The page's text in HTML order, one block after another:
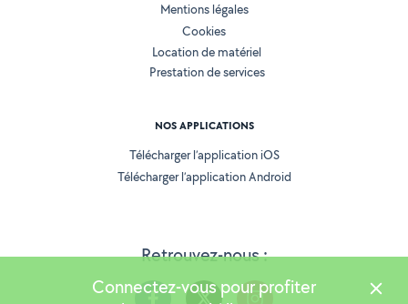
Retrouvez-nous :
Mentions légales
Cookies
Location de matériel
Prestation de services
NOS APPLICATIONS
Télécharger l’application iOS
Télécharger l’application Android
Connectez-vous pour profiter